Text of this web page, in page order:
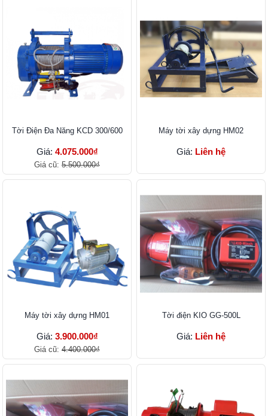
Tời Điện Đa Năng KCD 300/600
Giá: 4.075.000₫
Giá cũ: 5.500.000₫
Máy tời xây dựng HM02
Giá: Liên hệ
Máy tời xây dựng HM01
Giá: 3.900.000₫
Giá cũ: 4.400.000₫
Tời điện KIO GG-500L
Giá: Liên hệ